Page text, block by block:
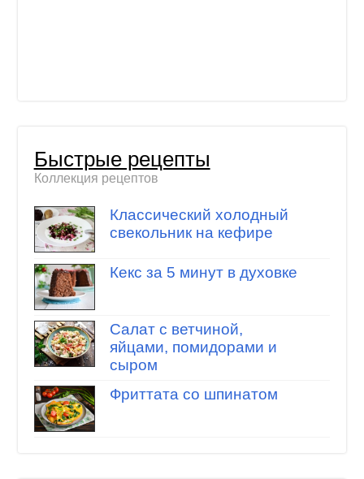
Быстрые рецепты
Коллекция рецептов
Классический холодный
свекольник на кефире
Кекс за 5 минут в духовке
Салат с ветчиной,
яйцами, помидорами и
сыром
Фриттата со шпинатом